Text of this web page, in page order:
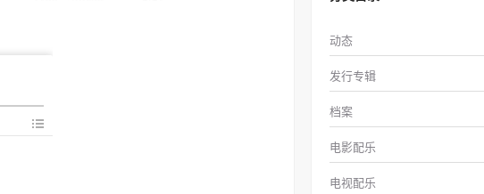
动态
发行专辑
档案
电影配乐
电视配乐